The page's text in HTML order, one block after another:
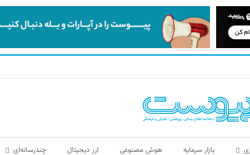
بازار سرمایه هوش مصنوعی ارز دیجیتال چندرسانه‌ای